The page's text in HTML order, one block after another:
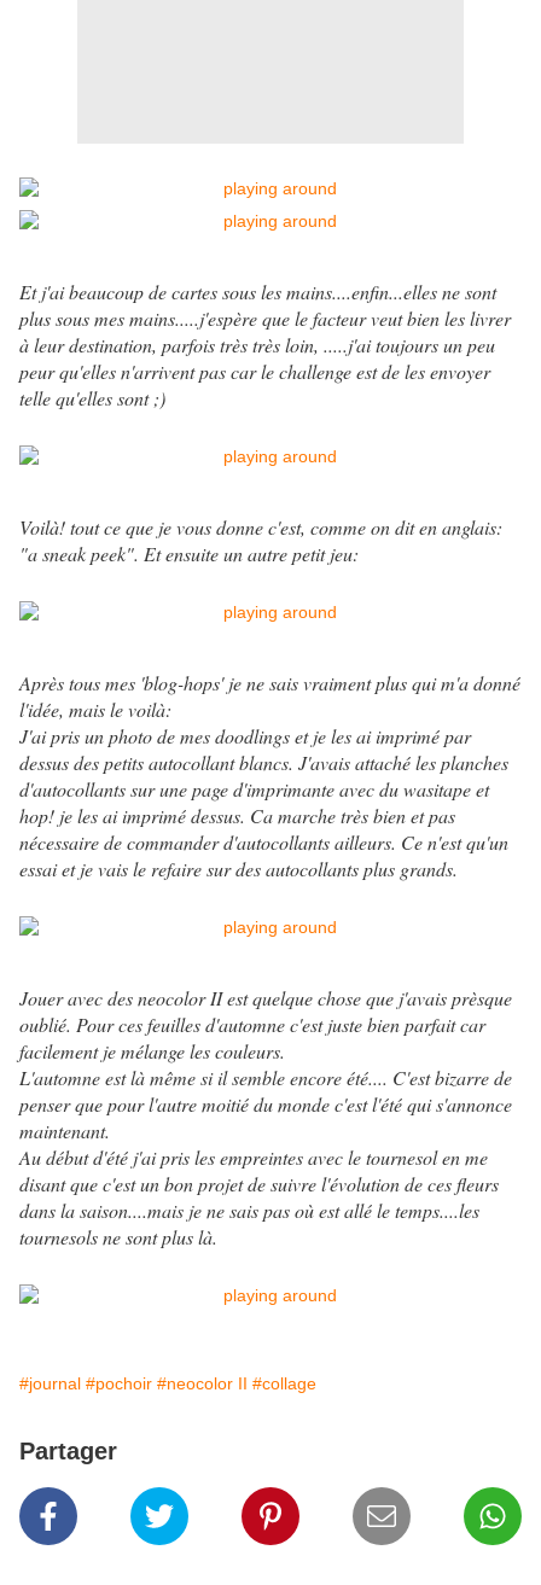
Et j'ai beaucoup de cartes sous les mains....enfin...elles ne sont
plus sous mes mains.....j'espère que le facteur veut bien les livrer
à leur destination, parfois très très loin, .....j'ai toujours un peu
peur qu'elles n'arrivent pas car le challenge est de les envoyer
telle qu'elles sont ;)
Voilà! tout ce que je vous donne c'est, comme on dit en anglais:
"a sneak peek". Et ensuite un autre petit jeu:
Après tous mes 'blog-hops' je ne sais vraiment plus qui m'a donné
l'idée, mais le voilà:
J'ai pris un photo de mes doodlings et je les ai imprimé par
dessus des petits autocollant blancs. J'avais attaché les planches
d'autocollants sur une page d'imprimante avec du wasitape et
hop! je les ai imprimé dessus. Ca marche très bien et pas
nécessaire de commander d'autocollants ailleurs. Ce n'est qu'un
essai et je vais le refaire sur des autocollants plus grands.
Jouer avec des neocolor II est quelque chose que j'avais prèsque
oublié. Pour ces feuilles d'automne c'est juste bien parfait car
facilement je mélange les couleurs.
L'automne est là même si il semble encore été.... C'est bizarre de
penser que pour l'autre moitié du monde c'est l'été qui s'annonce
maintenant.
Au début d'été j'ai pris les empreintes avec le tournesol en me
disant que c'est un bon projet de suivre l'évolution de ces fleurs
dans la saison....mais je ne sais pas où est allé le temps....les
tournesols ne sont plus là.
#journal #pochoir #neocolor II #collage
Partager